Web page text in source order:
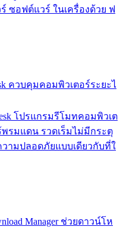
ซอฟต์แวร์ ในเครื่องด้วย ฟ
ควบคุมคอมพิวเตอร์ระยะไ
โปรแกรมรีโมทคอมพิวเต
รมแดน รวดเร็มไม่มีกระตุ
ามปลอดภัยแบบเดียวกับที่ใ
Manager ช่วยดาวน์โห